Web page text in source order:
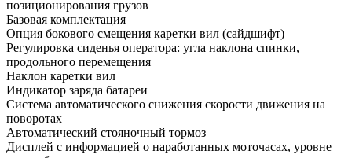
Базовая комплектация
Опция бокового смещения каретки вил (сайдшифт)
Регулировка сиденья оператора: угла наклона спинки,
продольного перемещения
Наклон каретки вил
Индикатор заряда батареи
Система автоматического снижения скорости движения на
поворотах
Автоматический стояночный тормоз
Дисплей с информацией о наработанных моточасах, уровне